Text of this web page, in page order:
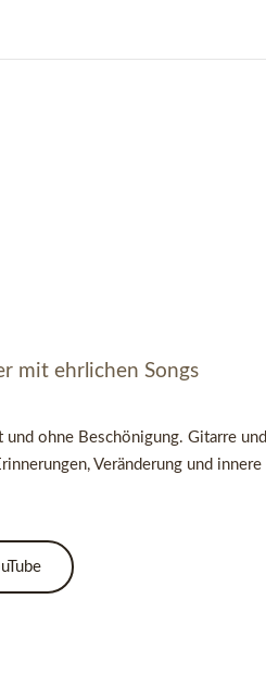
mit ehrlichen Songs
ohne Beschönigung. Gitarre und
Veränderung und innere